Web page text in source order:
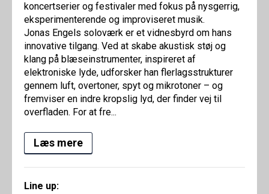
koncertserier og festivaler med fokus på nysgerrig,
eksperimenterende og improviseret musik.
Jonas Engels soloværk er et vidnesbyrd om hans
innovative tilgang. Ved at skabe akustisk støj og
klang på blæseinstrumenter, inspireret af
elektroniske lyde, udforsker han flerlagsstrukturer
gennem luft, overtoner, spyt og mikrotoner – og
fremviser en indre kropslig lyd, der finder vej til
overfladen. For at fre...
Læs mere
Line up: